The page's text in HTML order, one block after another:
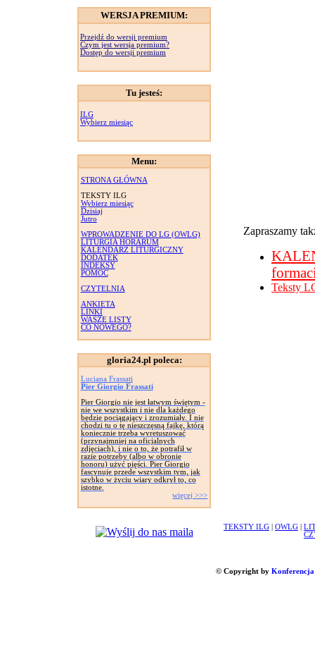
WERSJA PREMIUM:
Przejdź do wersji premium
Czym jest wersja premium?
Dostęp do wersji premium
Tu jesteś:
ILG
Wybierz miesiąc
Menu:
STRONA GŁÓWNA
TEKSTY ILG
Wybierz miesiąc
Dzisiaj
Jutro
WPROWADZENIE DO LG (OWLG)
LITURGIA HORARUM
KALENDARZ LITURGICZNY
DODATEK
INDEKSY
POMOC
CZYTELNIA
ANKIETA
LINKI
WASZE LISTY
CO NOWEGO?
gloria24.pl poleca:
Luciana Frassati
Pier Giorgio Frassati
Pier Giorgio nie jest łatwym świętym -
nie we wszystkim i nie dla każdego
będzie pociągający i zrozumiały. I nie
chodzi tu o tę nieszczęsną fajkę, którą
koniecznie trzeba wyretuszować
(przynajmniej na oficjalnych
zdjęciach), i nie o to, że potrafił w
razie potrzeby (albo w obronie
honoru) użyć pięści. Pier Giorgio
fascynuje przede wszystkim tym, jak
szybko w życiu wiary odkrył to, co
istotne.
więcej >>>
Zapraszamy
Teksty
TEKSTY ILG OWLG
© Copyright by Konferencja